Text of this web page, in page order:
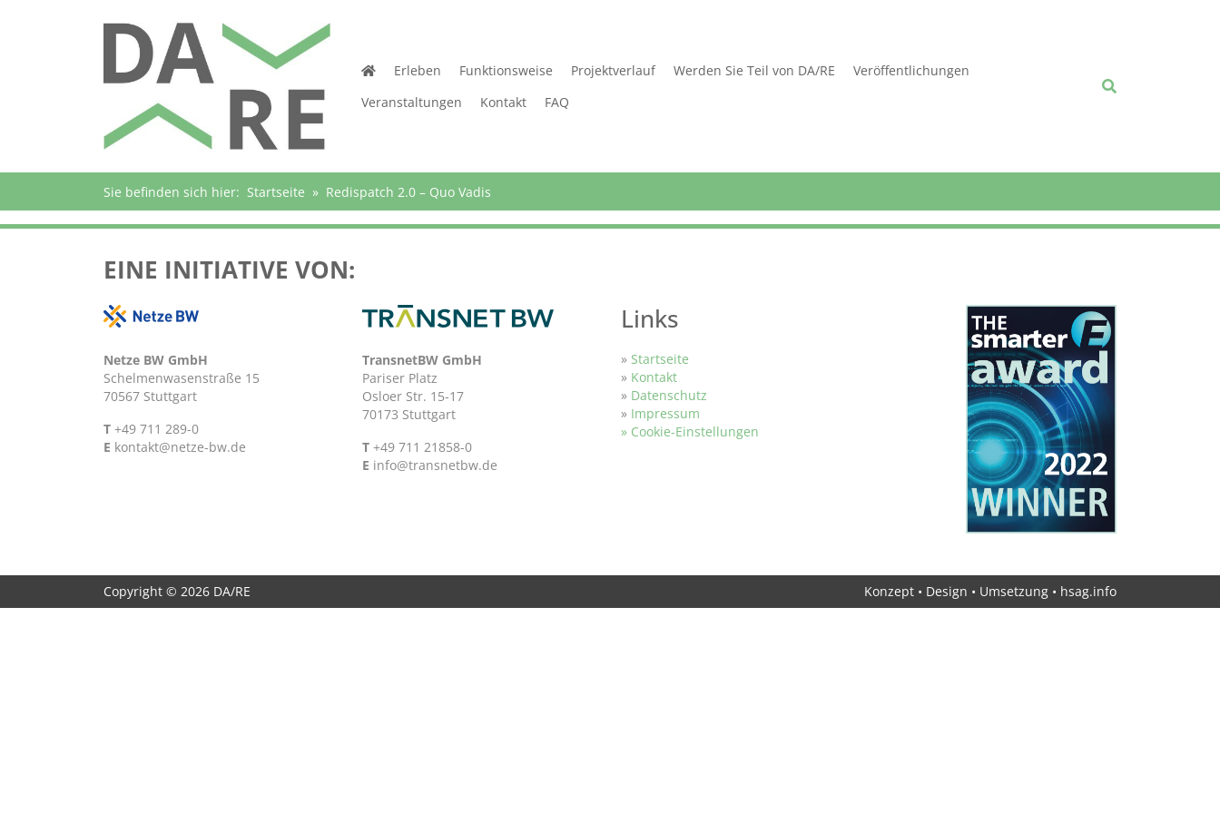
Erleben Funktionsweise Projektverlauf Werden Sie Teil von DA/RE
Veröffentlichungen
Veranstaltungen
Kontakt FAQ
Sie befinden sich hier: Startseite » Redispatch 2.0 – Quo Vadis
EINE INITIATIVE VON:
Netze BW GmbH
Schelmenwasenstraße 15
70567 Stuttgart
T +49 711 289-0
E kontakt@netze-bw.de
TransnetBW GmbH
Pariser Platz
Osloer Str. 15-17
70173 Stuttgart
T +49 711 21858-0
E info@transnetbw.de
Links
» Startseite
» Kontakt
» Datenschutz
» Impressum
» Cookie-Einstellungen
Copyright © 2026 DA/RE Konzept • Design • Umsetzung • hsag.info